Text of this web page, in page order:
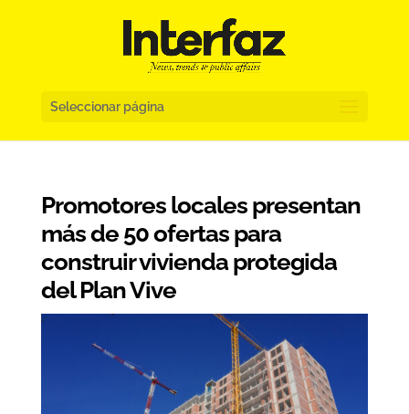
Seleccionar página
Promotores locales presentan
más de 50 ofertas para
construir vivienda protegida
del Plan Vive